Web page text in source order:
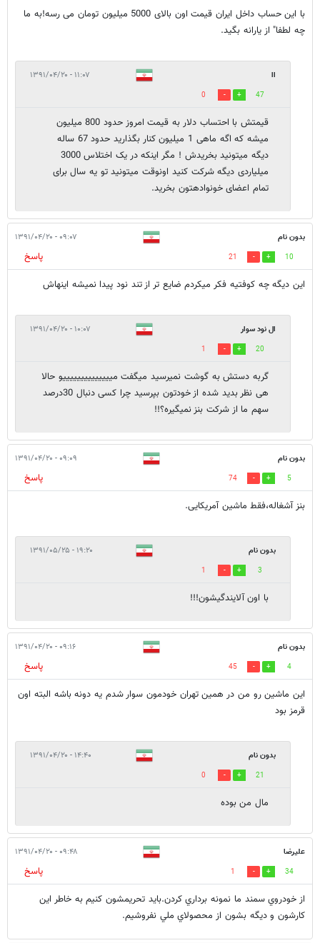
با این حساب داخل ایران قیمت اون بالای 5000 میلیون تومان می رسه!به ما
چه لطفا" از یارانه بگید.
اا ۱۱:۰۷ - ۱۳۹۱/۰۴/۲۰
47
0
قیمتش با احتساب دلار به قیمت امروز حدود 800 میلیون
میشه که اگه ماهی 1 میلیون کنار بگذارید حدود 67 ساله
دیگه میتونید بخریدش ! مگر اینکه در یک اختلاس 3000
میلیاردی دیگه شرکت کنید اونوقت میتونید تو یه سال برای
تمام اعضای خونوادهتون بخرید.
بدون نام ۰۹:۰۷ - ۱۳۹۱/۰۴/۲۰
10
21
پاسخ
این دیگه چه کوفتیه فکر میکردم ضایع تر از تند نود پیدا نمیشه اینهاش
ال نود سوار ۱۰:۰۷ - ۱۳۹۱/۰۴/۲۰
20
1
گربه دستش به گوشت نمیرسید میگفت مییییییییییییییو حالا
هی نظر بدید شده از خودتون بپرسید چرا کسی دنبال 30درصد
سهم ما از شرکت بنز نمیگیره؟!!
بدون نام ۰۹:۰۹ - ۱۳۹۱/۰۴/۲۰
5
74
پاسخ
بنز آشغاله،فقط ماشین آمریکایی.
بدون نام ۱۹:۲۰ - ۱۳۹۱/۰۵/۲۵
3
1
با اون آلایندگیشون!!!
بدون نام ۰۹:۱۶ - ۱۳۹۱/۰۴/۲۰
4
45
پاسخ
این ماشین رو من در همین تهران خودمون سوار شدم یه دونه باشه البته اون
قرمز بود
بدون نام ۱۴:۴۰ - ۱۳۹۱/۰۴/۲۰
21
0
مال من بوده
عليرضا ۰۹:۴۸ - ۱۳۹۱/۰۴/۲۰
34
1
پاسخ
از خودروي سمند ما نمونه برداري كردن.بايد تحريمشون كنيم به خاطر اين
كارشون و ديگه بشون از محصولاي ملي نفروشيم.